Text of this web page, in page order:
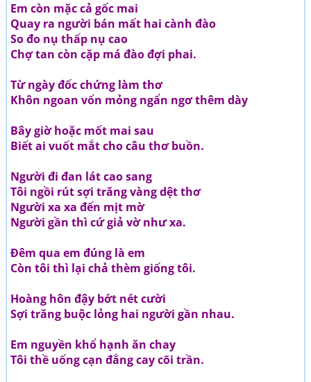
Em còn mặc cả gốc mai
Quay ra người bán mất hai cành đào
So đo nụ thấp nụ cao
Chợ tan còn cặp má đào đợi phai.
Từ ngày đốc chứng làm thơ
Khôn ngoan vốn mỏng ngẩn ngơ thêm dày
Bây giờ hoặc mốt mai sau
Biết ai vuốt mắt cho câu thơ buồn.
Người đi đan lát cao sang
Tôi ngồi rút sợi trăng vàng dệt thơ
Người xa xa đến mịt mờ
Người gần thì cứ giả vờ như xa.
Đêm qua em đúng là em
Còn tôi thì lại chả thèm giống tôi.
Hoàng hôn đậy bớt nét cười
Sợi trăng buộc lỏng hai người gần nhau.
Em nguyền khổ hạnh ăn chay
Tôi thề uống cạn đắng cay cõi trần.